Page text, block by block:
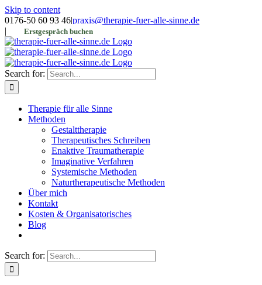
Skip to content
0176-50 60 93 46|praxis@therapie-fuer-alle-sinne.de
|
Erstgespräch buchen
Search for:
Therapie für alle Sinne
Methoden
Gestalttherapie
Therapeutisches Schreiben
Enaktive Traumatherapie
Imaginative Verfahren
Systemische Methoden
Naturtherapeutische Methoden
Über mich
Kontakt
Kosten & Organisatorisches
Blog
Search for: